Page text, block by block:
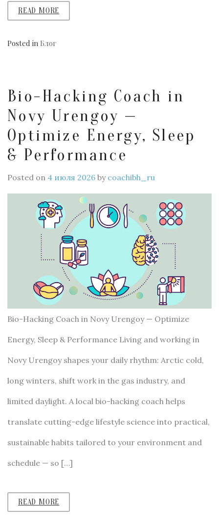
READ MORE
Posted in Блог
Bio-Hacking Coach in
Novy Urengoy —
Optimize Energy, Sleep
& Performance
Posted on 4 июля 2026 by coachibh_ru
Bio-Hacking Coach in Novy Urengoy — Optimize
Energy, Sleep & Performance Living and working in
Novy Urengoy shapes your daily rhythm: Arctic cold,
long winters, shift work in the gas industry, and
limited daylight. A local bio-hacking coach helps
translate cutting-edge lifestyle science into practical,
sustainable habits tailored to your environment and
schedule — so […]
READ MORE